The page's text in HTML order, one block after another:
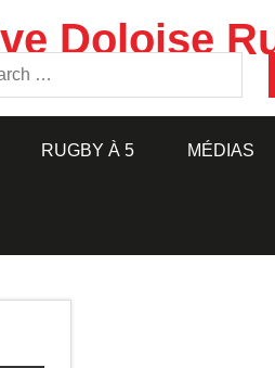
Doloise
RUGBY À 5 MÉDIAS